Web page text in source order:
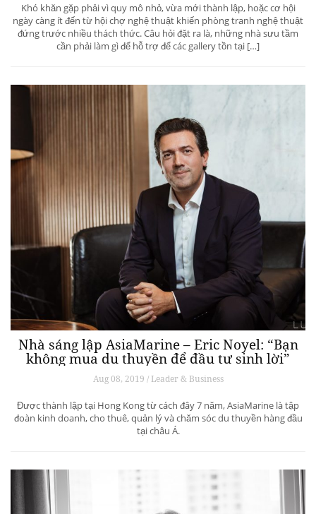
Khó khăn gặp phải vì quy mô nhỏ, vừa mới thành lập, hoặc cơ hội
ngày càng ít đến từ hội chợ nghệ thuật khiến phòng tranh nghệ thuật
đứng trước nhiều thách thức. Câu hỏi đặt ra là, những nhà sưu tầm
cần phải làm gì để hỗ trợ để các gallery tồn tại […]
Nhà sáng lập AsiaMarine – Eric Noyel: “Bạn
không mua du thuyền để đầu tư sinh lời”
Aug 08, 2019 / Leader & Business
Được thành lập tại Hong Kong từ cách đây 7 năm, AsiaMarine là tập
đoàn kinh doanh, cho thuê, quản lý và chăm sóc du thuyền hàng đầu
tại châu Á.